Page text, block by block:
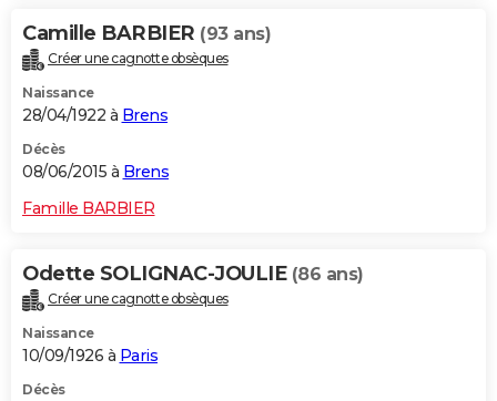
Camille BARBIER (93 ans)
Créer une cagnotte obsèques
Naissance
28/04/1922 à Brens
Décès
08/06/2015 à Brens
Famille BARBIER
Odette SOLIGNAC-JOULIE (86 ans)
Créer une cagnotte obsèques
Naissance
10/09/1926 à Paris
Décès